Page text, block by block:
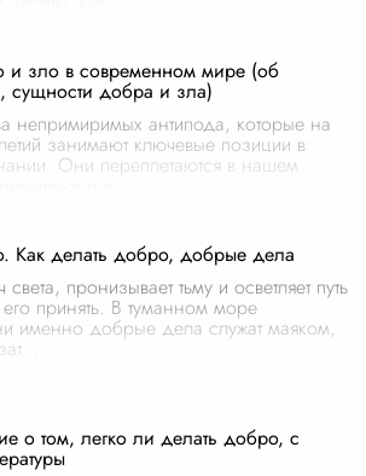
зло в современном мире (об
добра и зла)
антипода, которые на
занимают ключевые позиции в
Они переплетаются в нашем
Как делать добро, добрые дела
пронизывает тьму и осветляет путь
его принять. В туманном море
именно добрые дела служат маяком,
о том, легко ли делать добро, с